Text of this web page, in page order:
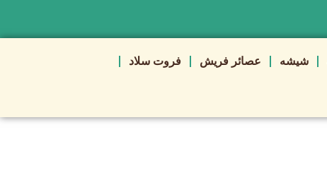
شيشه عصائر فريش فروت سلاد